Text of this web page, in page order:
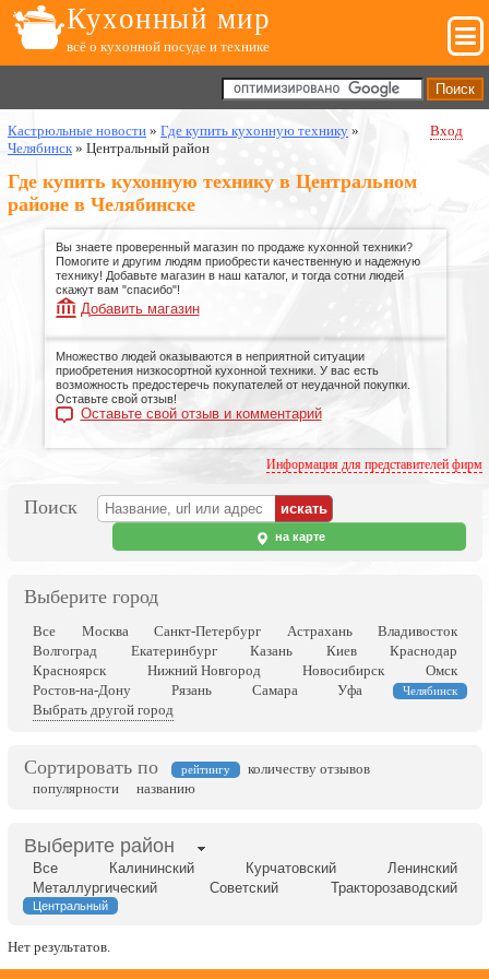
Кухонный мир
всё о кухонной посуде и технике
Кастрюльные новости » Где купить кухонную технику »
Челябинск» Центральный район
Вход
Где купить кухонную технику в Центральном
районе в Челябинске
Вы знаете проверенный магазин по продаже кухонной техники?
Помогите и другим людям приобрести качественную и надежную
технику! Добавьте магазин в наш каталог, и тогда сотни людей
скажут вам "спасибо"!
Добавить магазин
Множество людей оказываются в неприятной ситуации
приобретения низкосортной кухонной техники. У вас есть
возможность предостеречь покупателей от неудачной покупки.
Оставьте свой отзыв!
Оставьте свой отзыв и комментарий
Информация для представителей фирм
Поиск
на карте
Выберите город
Все Москва Санкт-Петербург Астрахань
Владивосток
Волгоград
Екатеринбург Казань Киев
Краснодар
Красноярск
Нижний Новгород Новосибирск
Омск
Ростов-на-Дону
Рязань Самара Уфа Челябинск
Выбрать другой город
Сортировать по рейтингу
количеству отзывов
популярности
названию
Выберите район
Все Калининский Курчатовский
Ленинский
Металлургический
Советский Тракторозаводский
Центральный
Нет результатов.